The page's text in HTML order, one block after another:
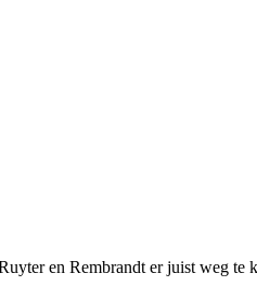
en Rembrandt er juist weg te